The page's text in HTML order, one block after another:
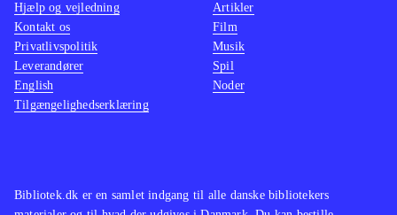
Bibliotek.dk er en samlet indgang til alle danske bibliotekers
Hjælp og vejledning
Kontakt os
Privatlivspolitik
Leverandører
English
Tilgængelighedserklæring
Artikler
Film
Musik
Spil
Noder